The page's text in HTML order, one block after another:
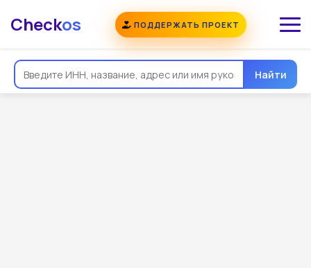
Checkos ПОДДЕРЖАТЬ ПРОЕКТ
Найти